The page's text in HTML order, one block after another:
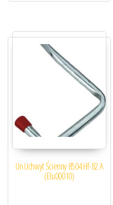
Un Uchwyt Ścienny 8504 Hf-82 A
(Elu00010)